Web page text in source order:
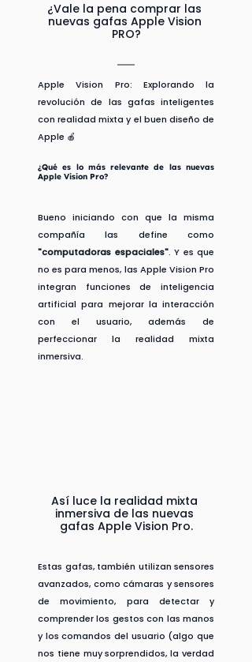
¿Vale la pena comprar las
nuevas gafas Apple Vision
PRO?
Apple Vision Pro: Explorando la
revolución de las gafas inteligentes
con realidad mixta y el buen diseño de
Apple 🍎
¿Qué es lo más relevante de las nuevas
Apple Vision Pro?
Bueno iniciando con que la misma
"computadoras espaciales". Y es que
no es para menos, las Apple Vision Pro
integran funciones de inteligencia
artificial para mejorar la interacción
con el usuario, además de
perfeccionar la realidad mixta
inmersiva.
Así luce la realidad mixta
inmersiva de las nuevas
gafas Apple Vision Pro.
Estas gafas, también utilizan sensores
avanzados, como cámaras y sensores
de movimiento, para detectar y
comprender los gestos con las manos
y los comandos del usuario (algo que
nos tiene muy sorprendidos, la verdad